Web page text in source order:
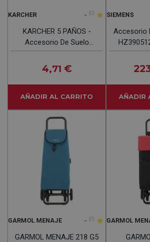
KARCHER - (0)
KARCHER 5 PAÑOS -
Accesorio De Suelo
Blanco
4,71 €
AÑADIR AL CARRITO
SIEMENS
Accesorio
AÑADIR
GARMOL MENAJE - (0)
GARMOL MENAJE 218 G5
GARMOL